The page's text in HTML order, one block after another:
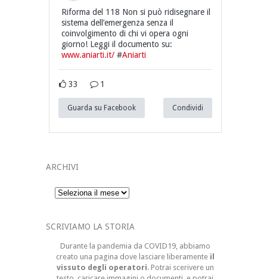
Riforma del 118 Non si può ridisegnare il
sistema dell’emergenza senza il
coinvolgimento di chi vi opera ogni
giorno! Leggi il documento su:
www.aniarti.it/#Aniarti
33 1
Guarda su Facebook Condividi
ARCHIVI
Archivi
SCRIVIAMO LA STORIA
Durante la pandemia da COVID19, abbiamo
creato una pagina dove lasciare liberamenteil
vissuto degli operatori. Potrai scerivere un